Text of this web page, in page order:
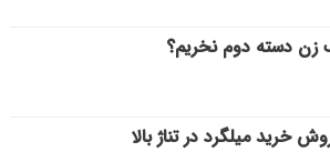
زن دسته دوم نخریم؟
خرید میلگرد در تناژ بالا